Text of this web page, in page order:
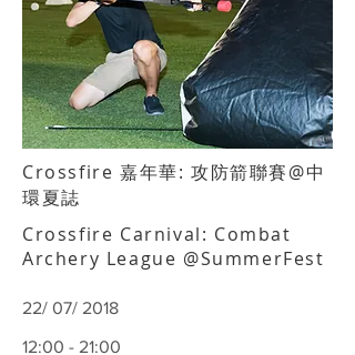
Crossfire 嘉年華: 攻防箭聯賽@中
環夏誌
Crossfire Carnival: Combat
Archery League @SummerFest
22/ 07/ 2018
12:00 - 21:00